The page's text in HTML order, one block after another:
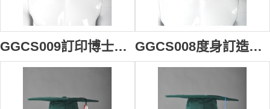
GGCS009訂印博士帽帽穗 網上下單畢業帽穗 訂製學士帽帽穗 學士帽帽穗中心 GGCS008度身訂造帽穗繩 供應雙色四方帽帽穗 設計畢業帽專用流蘇 畢業帽流蘇製造商